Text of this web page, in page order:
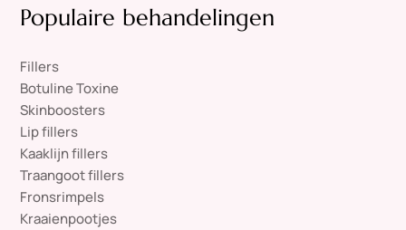
Populaire behandelingen
Fillers
Botuline Toxine
Skinboosters
Lip fillers
Kaaklijn fillers
Traangoot fillers
Fronsrimpels
Kraaienpootjes